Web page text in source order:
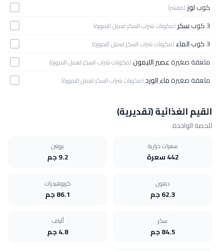
كوبلوز (مقشر)
3 كوب سكر (مكونات شراب السكر لعمل النمورة)
3 كوب الماء(مكونات شراب السكر لعمل النمورة)
ملعقة صغيرةعصير الليمون(مكونات شراب السكر لعمل النمورة)
ملعقة صغيرةماء الورد(مكونات شراب السكر لعمل النمورة)
القيم الغذائية (تقديرية)
للحصة الواحدة
سعرات حرارية
442 سعرة
بروتين
9.2 جم
دهون
62.3 جم
كربوهيدرات
86.1 جم
سكر
84.5 جم
ألياف
4.8 جم